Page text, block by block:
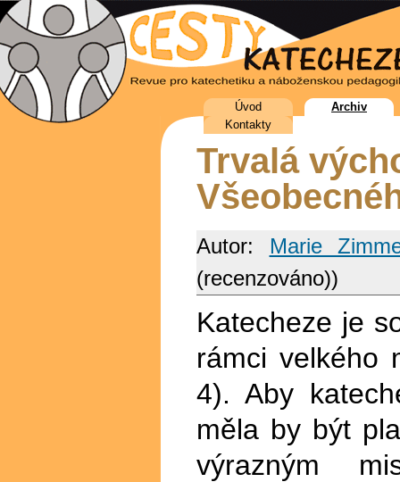
Úvod
Archiv
Kontakty
Trvalá
Autor: Marie
(recenzováno))
Katecheze je
rámci velkého
4). Aby
měla by být
výrazným